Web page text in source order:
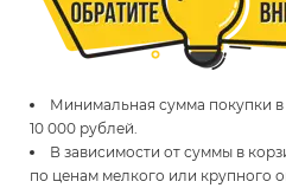
Минимальная сумма покупки в
10 000 рублей.
В зависимости от суммы в
по ценам мелкого или крупного